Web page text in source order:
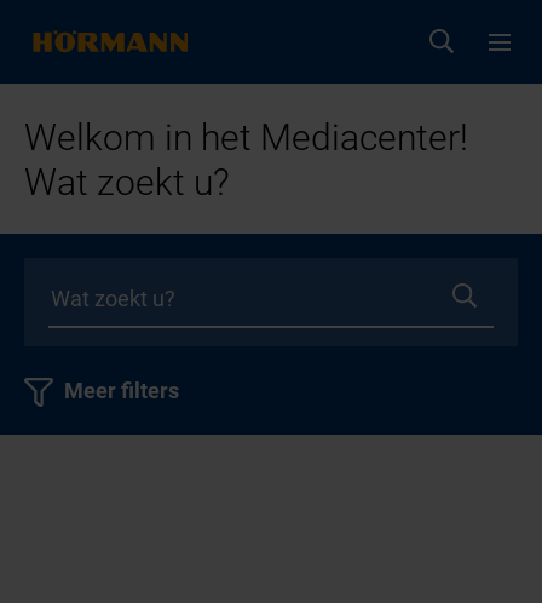
Welkom in het Mediacenter!
Wat zoekt u?
Meer filters